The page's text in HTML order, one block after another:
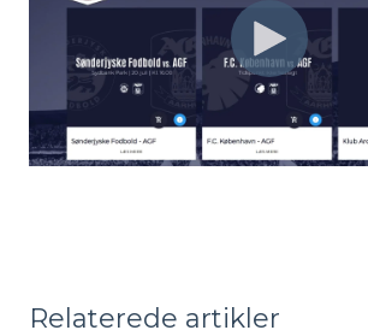
Relaterede artikler